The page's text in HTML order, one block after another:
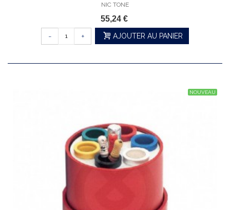
NIC TONE
55,24 €
- + AJOUTER AU PANIER
NOUVEAU